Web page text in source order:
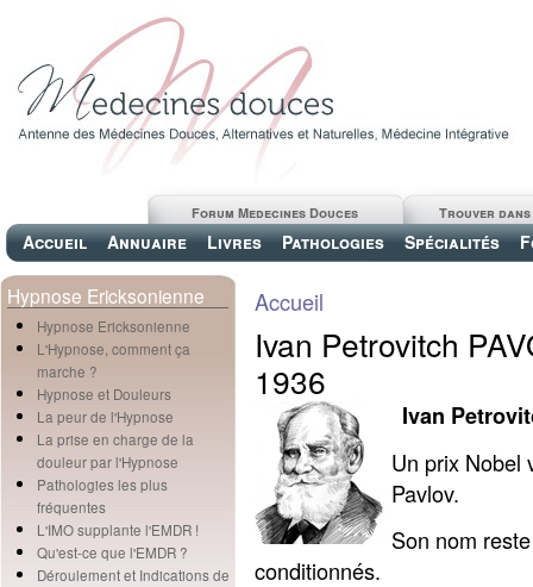
Accueil Annuaire Livres Pathologies Spécialités
Trouver
Forum Medecines Douces
Hypnose Ericksonienne
Hypnose Ericksonienne
L'Hypnose, comment ça
marche ?
Hypnose et Douleurs
La peur de l'Hypnose
La prise en charge de la
douleur par l'Hypnose
Pathologies les plus
fréquentes
L'IMO supplante l'EMDR !
Qu'est-ce que l'EMDR ?
Déroulement et Indications de
Accueil
Ivan Petrovitch
1936
Ivan
Un prix Nobel
Pavlov.
Son nom
conditionnés.